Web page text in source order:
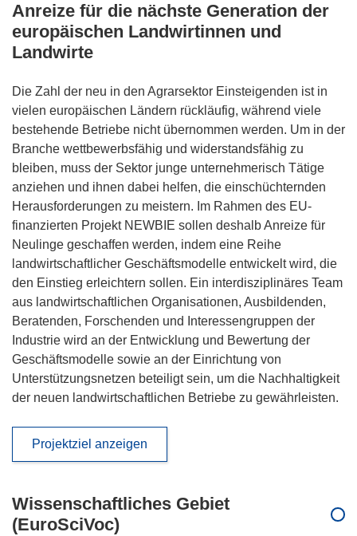
Anreize für die nächste Generation der
europäischen Landwirtinnen und
Landwirte
Die Zahl der neu in den Agrarsektor Einsteigenden ist in
vielen europäischen Ländern rückläufig, während viele
bestehende Betriebe nicht übernommen werden. Um in der
Branche wettbewerbsfähig und widerstandsfähig zu
bleiben, muss der Sektor junge unternehmerisch Tätige
anziehen und ihnen dabei helfen, die einschüchternden
Herausforderungen zu meistern. Im Rahmen des EU-
finanzierten Projekt NEWBIE sollen deshalb Anreize für
Neulinge geschaffen werden, indem eine Reihe
landwirtschaftlicher Geschäftsmodelle entwickelt wird, die
den Einstieg erleichtern sollen. Ein interdisziplinäres Team
aus landwirtschaftlichen Organisationen, Ausbildenden,
Beratenden, Forschenden und Interessengruppen der
Industrie wird an der Entwicklung und Bewertung der
Geschäftsmodelle sowie an der Einrichtung von
Unterstützungsnetzen beteiligt sein, um die Nachhaltigkeit
der neuen landwirtschaftlichen Betriebe zu gewährleisten.
Projektziel anzeigen
Wissenschaftliches Gebiet
(EuroSciVoc)